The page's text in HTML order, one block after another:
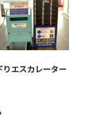
りエスカレーター